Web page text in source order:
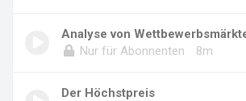
Nur für Abonnenten
8m
Der Höchstpreis